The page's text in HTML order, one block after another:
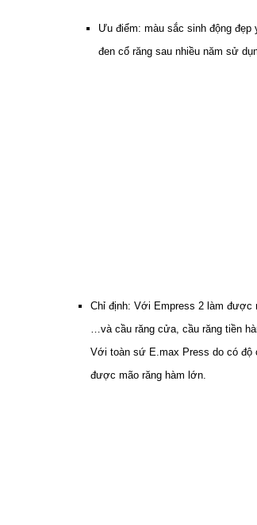
Ưu điểm: màu sắc sinh động đẹp
đen cổ răng sau nhiều năm sử
Chỉ định: Với Empress 2 làm được
…và cầu răng cửa, cầu răng tiền
Với toàn sứ E.max Press do có độ
được mão răng hàm lớn.